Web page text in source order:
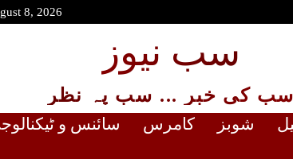
8, 2026
سب نیوز
سب کی خبر ... سب پہ نظر
شوبز کامرس سائنس و